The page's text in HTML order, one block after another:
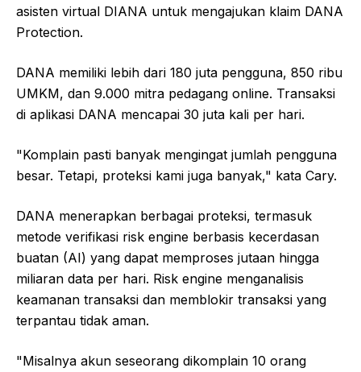
asisten virtual DIANA untuk mengajukan klaim DANA
Protection.
DANA memiliki lebih dari 180 juta pengguna, 850 ribu
UMKM, dan 9.000 mitra pedagang online. Transaksi
di aplikasi DANA mencapai 30 juta kali per hari.
"Komplain pasti banyak mengingat jumlah pengguna
besar. Tetapi, proteksi kami juga banyak," kata Cary.
DANA menerapkan berbagai proteksi, termasuk
metode verifikasi risk engine berbasis kecerdasan
buatan (AI) yang dapat memproses jutaan hingga
miliaran data per hari. Risk engine menganalisis
keamanan transaksi dan memblokir transaksi yang
terpantau tidak aman.
"Misalnya akun seseorang dikomplain 10 orang